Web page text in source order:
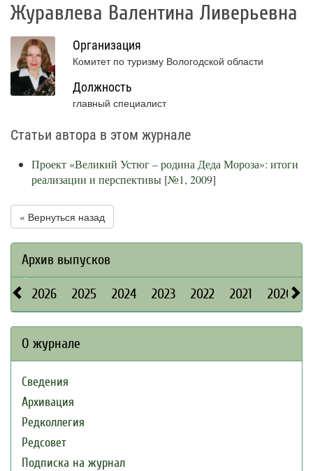
Журавлева Валентина Ливерьевна
Организация
Комитет по туризму Вологодской области
Должность
главный специалист
Статьи автора в этом журнале
Проект «Великий Устюг – родина Деда Мороза»: итоги
реализации и перспективы [№1, 2009]
« Вернуться назад
Архив выпусков
2026 2025 2024 2023 2022 2021 2020
О журнале
Сведения
Архивация
Редколлегия
Редсовет
Подписка на журнал